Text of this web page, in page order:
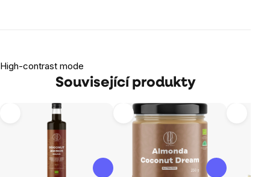
High-contrast mode
Související produkty